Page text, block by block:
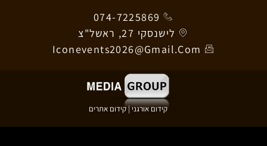
074-7225869
Iconevents2026@gmail.com
קידום אתרים